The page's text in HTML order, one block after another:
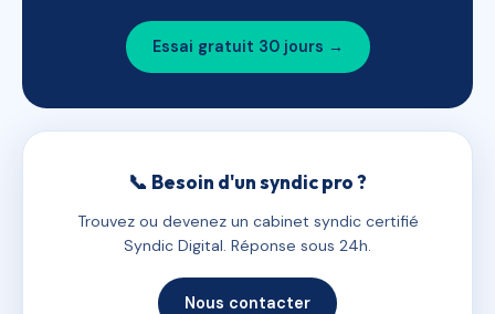
Essai gratuit 30 jours →
📞 Besoin d'un syndic pro ?
Trouvez ou devenez un cabinet syndic certifié
Syndic Digital. Réponse sous 24h.
Nous contacter